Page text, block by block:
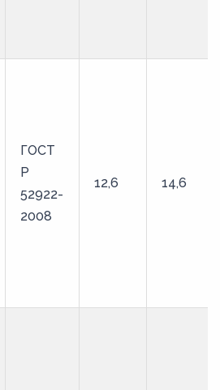
ГОСТ
Р
52922-
2008
12,6 14,6